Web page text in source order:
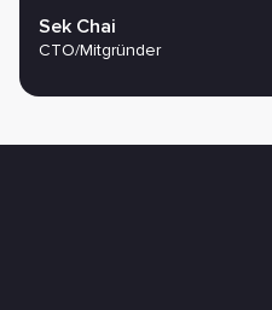
Sek Chai
CTO/Mitgründer